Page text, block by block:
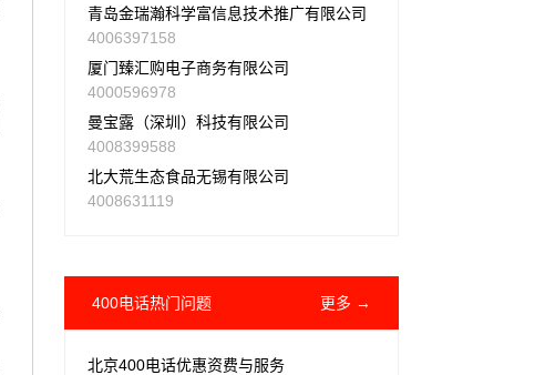
青岛金瑞瀚科学富信息技术推广有限公司
4006397158
厦门臻汇购电子商务有限公司
4000596978
曼宝露（深圳）科技有限公司
4008399588
北大荒生态食品无锡有限公司
4008631119
400电话热门问题 更多 →
北京400电话优惠资费与服务